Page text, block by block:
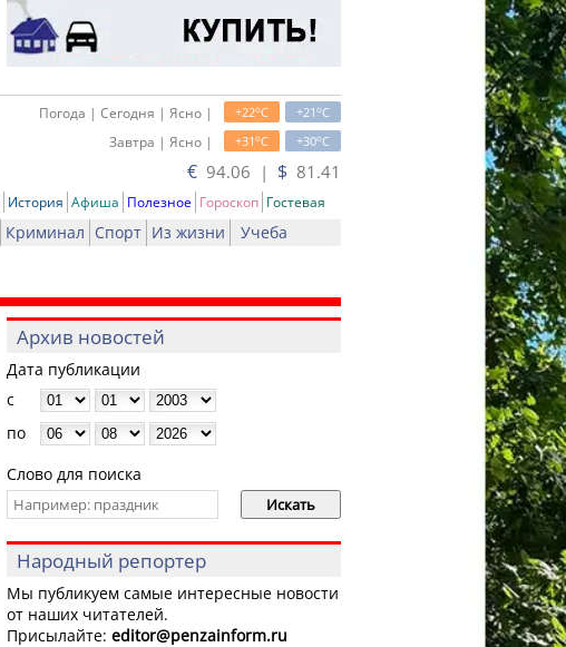
+21oC
+22oC
Погода | Сегодня | Ясно |
+30oC
+31oC
Завтра | Ясно |
€ 94.06 | $ 81.41
История Афиша Полезное Гороскоп Гостевая
Криминал Спорт Из жизни Учеба
Архив новостей
Дата публикации
с
по
Слово для поиска
Народный репортер
Мы публикуем самые интересные новости
от наших читателей.
Присылайте: editor@penzainform.ru